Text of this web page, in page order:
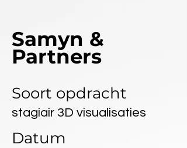
Samyn &
Partners
Soort opdracht
stagiair 3D visualisaties
Datum